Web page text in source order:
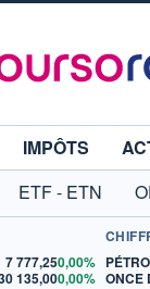
IMPÔTS
ETF - ETN
7 777,250,00%
135,000,00% ONCE